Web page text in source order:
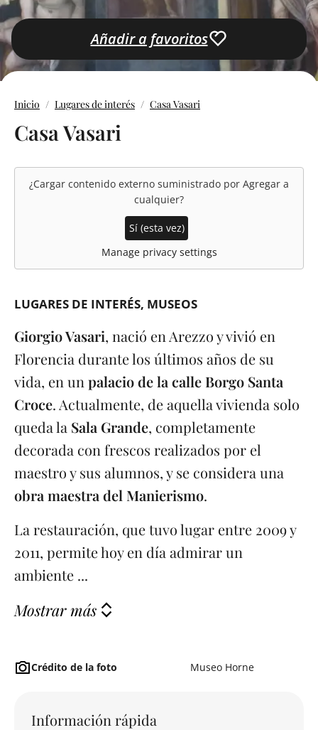
Añadir a favoritos
Inicio Lugares de interés Casa Vasari
Casa Vasari
¿Cargar contenido externo suministrado por Agregar a
cualquier?
Sí (esta vez)
Manage privacy settings
LUGARES DE INTERÉS MUSEOS
Giorgio Vasari, nació en Arezzo y vivió en
Florencia durante los últimos años de su
vida, en un palacio de la calle Borgo Santa
Croce. Actualmente, de aquella vivienda solo
queda la Sala Grande, completamente
decorada con frescos realizados por el
maestro y sus alumnos, y se considera una
obra maestra del Manierismo.
La restauración, que tuvo lugar entre 2009 y
2011, permite hoy en día admirar un
ambiente ...
Mostrar más
Crédito de la foto Museo Horne
Información rápida